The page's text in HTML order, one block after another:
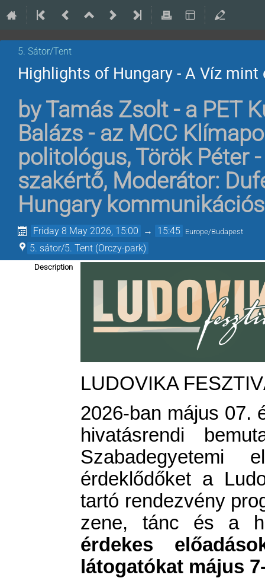
5. Sátor/Tent
Highlights of Hungary - A Víz mint
byTamás Zsolt - a PET
Balázs - az MCC
politológus, Török Péter
szakértő, Moderátor:
Hungary
Friday 8 May 2026, 15:00 → 15:45 Europe/Budapest
5. sátor/5. Tent (Orczy-park)
Description
LUDOVIKA
2026-ban május 07.
hivatásrendi
érdeklődőket a
tartó rendezvény
zene, tánc és a
érdekes
látogatókat május